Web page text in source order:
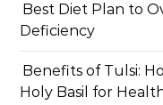
Best Diet Plan to
Deficiency
Benefits of Tulsi:
Holy Basil for